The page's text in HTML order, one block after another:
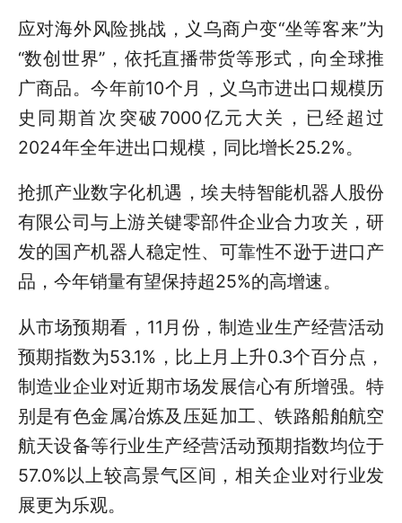
应对海外风险挑战，义乌商户变“坐等客来”为
“数创世界”，依托直播带货等形式，向全球推
广商品。今年前10个月，义乌市进出口规模历
史同期首次突破7000亿元大关，已经超过
2024年全年进出口规模，同比增长25.2%。
抢抓产业数字化机遇，埃夫特智能机器人股份
有限公司与上游关键零部件企业合力攻关，研
发的国产机器人稳定性、可靠性不逊于进口产
品，今年销量有望保持超25%的高增速。
从市场预期看，11月份，制造业生产经营活动
预期指数为53.1%，比上月上升0.3个百分点，
制造业企业对近期市场发展信心有所增强。特
别是有色金属冶炼及压延加工、铁路船舶航空
航天设备等行业生产经营活动预期指数均位于
57.0%以上较高景气区间，相关企业对行业发
展更为乐观。